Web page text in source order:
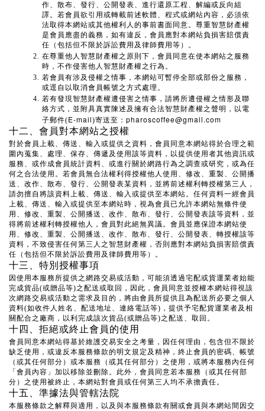
作、散布、發行、公開發表、進行還原工程、解編或反向組
譯。若會員欲引用或轉載前述軟體、程式或網站內容，必須依
法取得本網站或其他權利人的事前書面同意。尊重智慧財產權
是會員應盡的義務，如有違反，會員應對本網站負損害賠償責
任（包括但不限於訴訟費用及律師費用等）。
在尊重他人智慧財產權之原則下，會員同意在使本網站之服務
時，不作侵害他人智慧財產權之行為。
若會員有涉及侵權之情事，本網站可暫停全部或部份之服務，
或逕自以取消會員帳號之方式處理。
若有發現智慧財產權遭侵害之情事，請將所遭侵權之情形及聯
絡方式，並附具真實陳述及擁有合法智慧財產權之聲明，以電
子郵件(E-mail)寄送至： pharoscoffee@gmail.com
十二、會員對本網站之授權
對於會員上載、傳送、輸入或提供之資料，會員同意本網站得於合理之範
圍內蒐集、處理、保存、傳遞及使用該等資料，以提供使用者其他資訊或
服務、或作成會員統計資料、或進行關於網路行為之調查或研究，或為任
何之合法使用。若會員無合法權利得授權他人使用、修改、重製、公開播
送、改作、散布、發行、公開發表某資料，並將前述權利轉授權第三人，
請勿擅自將該資料上載、傳送、輸入或提供至本網站。任何資料一經會員
上載、傳送、輸入或提供至本網站時，視為會員已允許本網站無條件使
用、修改、重製、公開播送、改作、散布、發行、公開發表該等資料，並
得將前述權利轉授權他人，會員對此絕無異議。會員並應保證本網站使
用、修改、重製、公開播送、改作、散布、發行、公開發表、轉授權該等
資料，不致侵害任何第三人之智慧財產權，否則應對本網站負損害賠償責
任（包括但不限於訴訟費用及律師費用等）。
十三、特別授權事項
因使用本服務所提供之網路交易或活動，可能須透過宅配或貨運業者始能
完成貨品(或贈品等)之配送或取回，因此，會員同意並授權本網站得視該
次網路交易或活動之需求及目的，將由會員所提供且為配送所必要之個人
資料(如收件人姓名、配送地址、連絡電話等)，提供予宅配貨運業者及相
關配合之廠商，以利完成該次貨品(或贈品等)之配送、取回。
十四、拒絕或終止會員的使用
會員同意本網站得基於維護交易安全之考量，因任何理由，包含但不限於
缺乏使用，或違反本服務條款的明文規定及精神，終止會員的密碼、帳號
（或其任何部分）或本服務（或其任何部分）之使用，或將本服務內任何
「會員內容」加以移除並刪除。此外，會員同意若本服務（或其任何部
分）之使用被終止，本網站對會員或任何第三人均不承擔責任。
十五、準據法與管轄法院
本服務條款之解釋與適用，以及與本服務條款有關或會員與本網站間因交